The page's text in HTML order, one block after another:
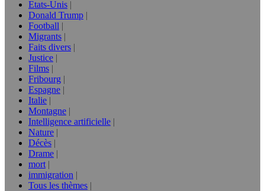
Etats-Unis
Donald Trump
Football
Migrants
Faits divers
Justice
Films
Fribourg
Espagne
Italie
Montagne
Intelligence artificielle
Nature
Décès
Drame
mort
immigration
Tous les thèmes